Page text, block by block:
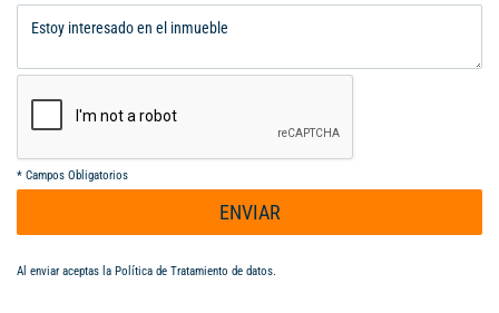
* Campos Obligatorios
ENVIAR
Al enviar aceptas la Política de Tratamiento de datos.